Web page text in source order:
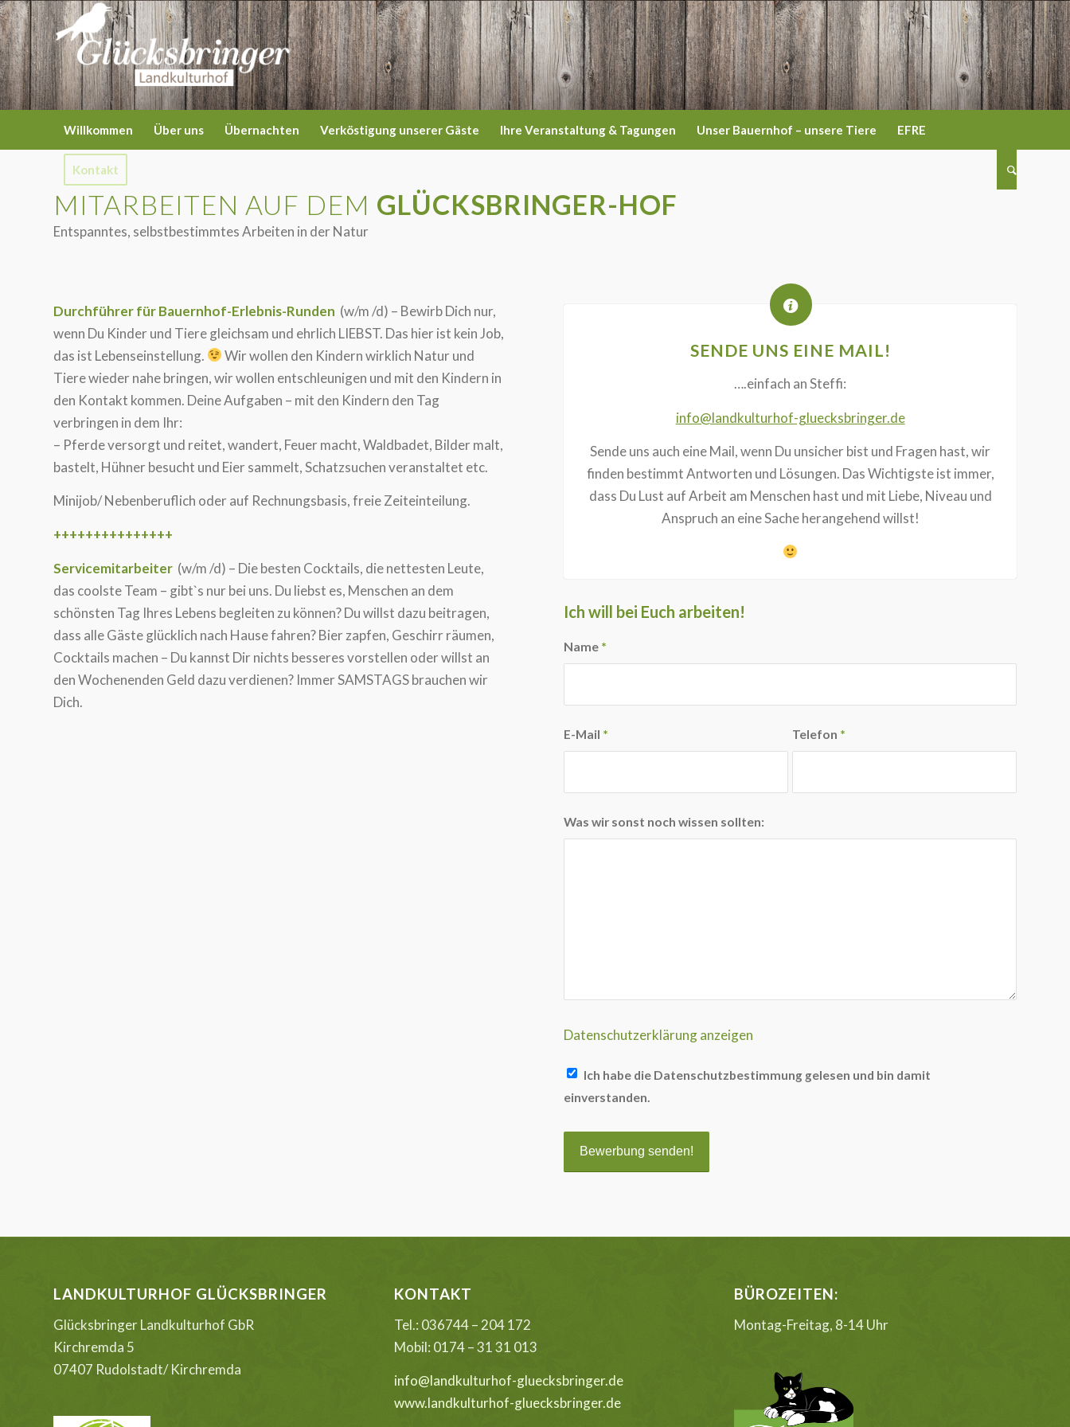
Willkommen Über uns Übernachten Verköstigung unserer Gäste Ihre Veranstaltung & Tagungen Unser Bauernhof – unsere Tiere EFRE
Kontakt
MITARBEITEN AUF DEM GLÜCKSBRINGER-HOF
Entspanntes, selbstbestimmtes Arbeiten in der Natur
Durchführer für Bauernhof-Erlebnis-Runden (w/m /d) – Bewirb Dich nur,
wenn Du Kinder und Tiere gleichsam und ehrlich LIEBST. Das hier ist kein Job,
das ist Lebenseinstellung.
Wir wollen den Kindern wirklich Natur und
Tiere wieder nahe bringen, wir wollen entschleunigen und mit den Kindern in
den Kontakt kommen. Deine Aufgaben – mit den Kindern den Tag
verbringen in dem Ihr:
– Pferde versorgt und reitet, wandert, Feuer macht, Waldbadet, Bilder malt,
bastelt, Hühner besucht und Eier sammelt, Schatzsuchen veranstaltet etc.
Minijob/ Nebenberuflich oder auf Rechnungsbasis, freie Zeiteinteilung.
+++++++++++++++
Servicemitarbeiter (w/m /d) – Die besten Cocktails, die nettesten Leute,
das coolste Team – gibt`s nur bei uns. Du liebst es, Menschen an dem
schönsten Tag Ihres Lebens begleiten zu können? Du willst dazu beitragen,
dass alle Gäste glücklich nach Hause fahren? Bier zapfen, Geschirr räumen,
Cocktails machen – Du kannst Dir nichts besseres vorstellen oder willst an
den Wochenenden Geld dazu verdienen? Immer SAMSTAGS brauchen wir
Dich.
SENDE UNS EINE MAIL!
….einfach an Steffi:
info@landkulturhof-gluecksbringer.de
Sende uns auch eine Mail, wenn Du unsicher bist und Fragen hast, wir
finden bestimmt Antworten und Lösungen. Das Wichtigste ist immer,
dass Du Lust auf Arbeit am Menschen hast und mit Liebe, Niveau und
Anspruch an eine Sache herangehend willst!
Ich will bei Euch arbeiten!
Name *
E-Mail * Telefon *
Was wir sonst noch wissen sollten:
Datenschutzerklärung anzeigen
Ich habe die Datenschutzbestimmung gelesen und bin damit
einverstanden.
LANDKULTURHOF GLÜCKSBRINGER
Glücksbringer Landkulturhof GbR
Kirchremda 5
07407 Rudolstadt/ Kirchremda
KONTAKT
Tel.: 036744 – 204 172
Mobil: 0174 – 31 31 013
info@landkulturhof-gluecksbringer.de
www.landkulturhof-gluecksbringer.de
BÜROZEITEN:
Montag-Freitag, 8-14 Uhr